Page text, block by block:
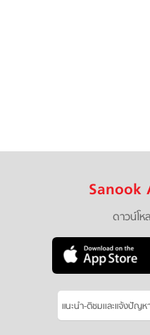
Sanook
ดาวน์โห
แนะนำ-ติชมเเละแจ้งปัญห